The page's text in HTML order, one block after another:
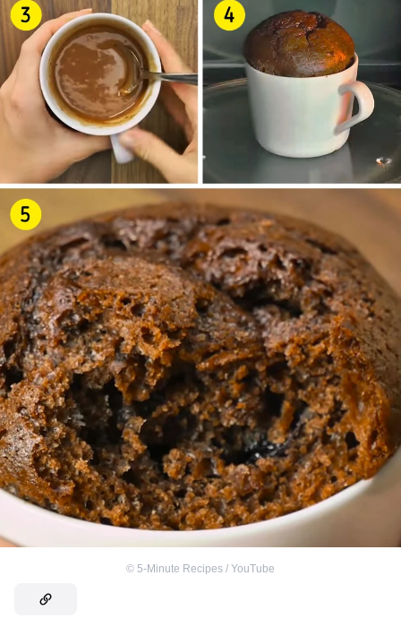
© 5-Minute Recipes / YouTube